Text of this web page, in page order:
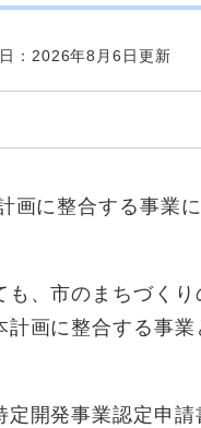
：2026年8月6日更新
に整合する事業
、市のまちづくり
画に整合する事業
開発事業認定申請